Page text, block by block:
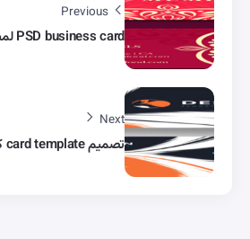
Previous
PSD business card لمطعم الطعام الهندي
Next
تصميم card template كارت اعمال زيارة حديث